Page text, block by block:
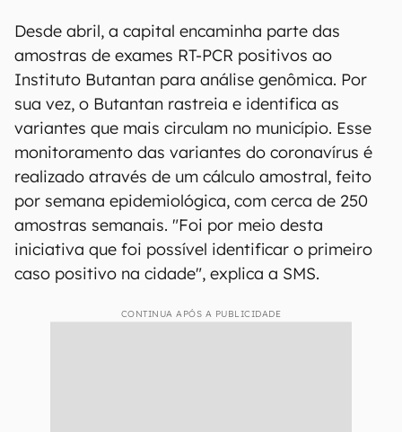
Desde abril, a capital encaminha parte das
amostras de exames RT-PCR positivos ao
Instituto Butantan para análise genômica. Por
sua vez, o Butantan rastreia e identifica as
variantes que mais circulam no município. Esse
monitoramento das variantes do coronavírus é
realizado através de um cálculo amostral, feito
por semana epidemiológica, com cerca de 250
amostras semanais. "Foi por meio desta
iniciativa que foi possível identificar o primeiro
caso positivo na cidade", explica a SMS.
CONTINUA APÓS A PUBLICIDADE